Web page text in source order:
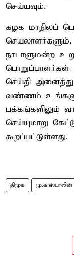
செய்யவும்.
கழக மாநிலப்
நாடாளுமன்ற
செய்தி அனைத்து
வண்ணம்
பக்கங்களிலும்
செய்யுமாறு
கூறப்பட்டுள்ளது.
திமுக மு.க.ஸ்டாலின்